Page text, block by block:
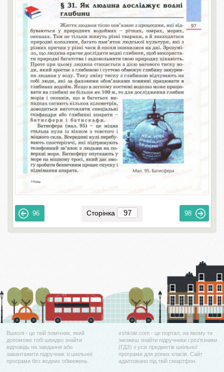
96 Сторінка 98
Вшколі - це твій помічник, який
допоможе тобі швидко знайти
відповідь на завдання або
завантажити підручник зі шкільної
програми без жодних обмежень.
vshkole.com - це портал, на якому ти
зможеш знайти підручники і роз'язники
(ГДЗ) з усіх предметів шкільної
програми для різних класів. Сайт
адаптовано під твій смартфон.